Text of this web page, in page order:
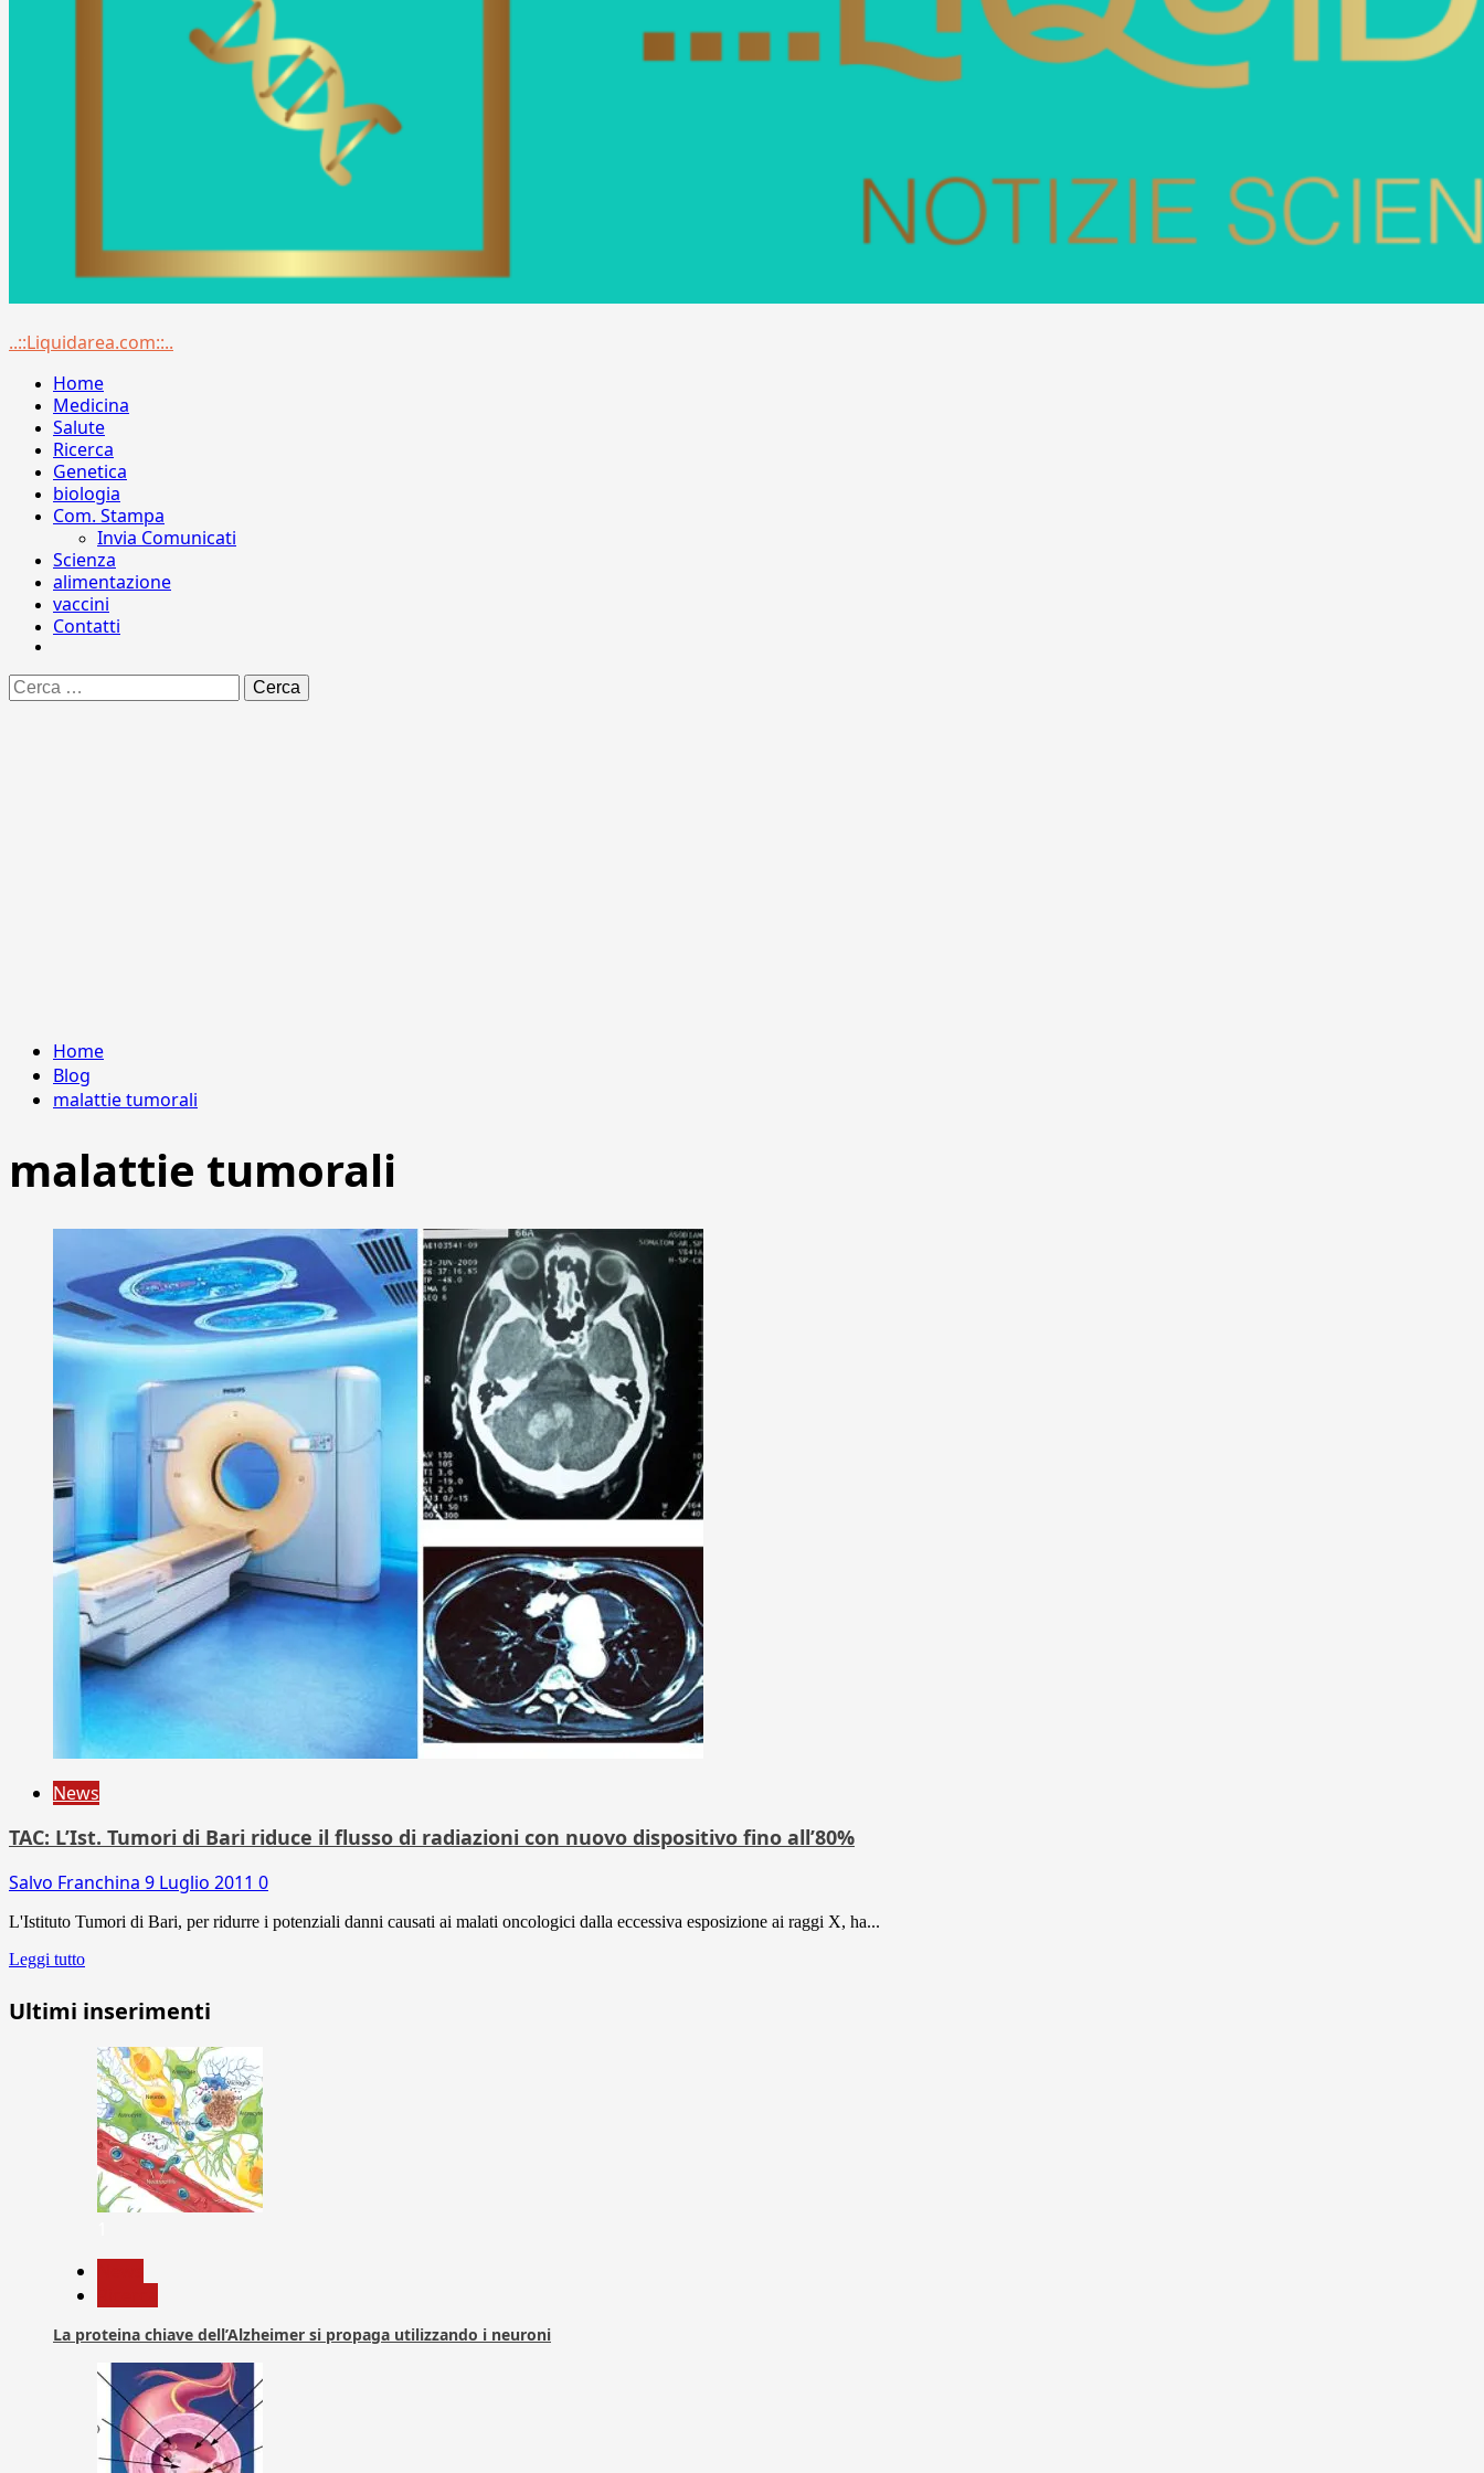
Menu
..::Liquidarea.com::..
Home
Medicina
Salute
Ricerca
Genetica
biologia
Com. Stampa
Invia Comunicati
Scienza
alimentazione
vaccini
Contatti
Ricerca
per:
Home
Blog
malattie tumorali
malattie tumorali
News
TAC: L’Ist. Tumori di Bari riduce il flusso di radiazioni con nuovo dispositivo fino all’80%
Salvo Franchina 9 Luglio 2011 0
L'Istituto Tumori di Bari, per ridurre i potenziali danni causati ai malati oncologici dalla eccessiva esposizione ai raggi X, ha...
Leggi tutto
Ultimi inserimenti
La proteina chiave dell’Alzheimer si propaga utilizzando i neuroni